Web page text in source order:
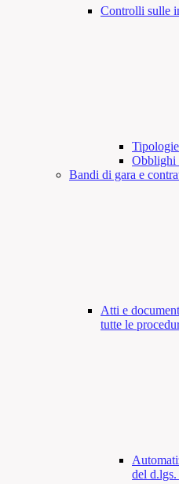
Controlli sulle
Obblighi
Bandi di gara e
Atti e
tutte le
del